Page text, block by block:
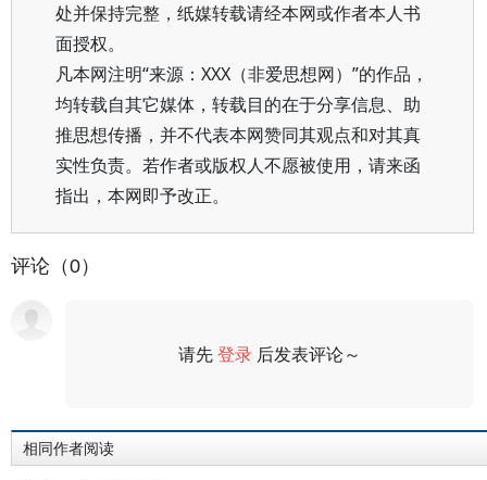
处并保持完整，纸媒转载请经本网或作者本人书
面授权。
凡本网注明“来源：XXX（非爱思想网）”的作品，
均转载自其它媒体，转载目的在于分享信息、助
推思想传播，并不代表本网赞同其观点和对其真
实性负责。若作者或版权人不愿被使用，请来函
指出，本网即予改正。
评论（0）
请先登录 后发表评论～
相同作者阅读